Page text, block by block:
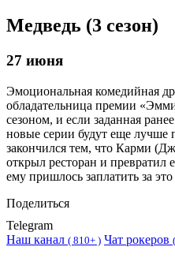
Медведь (3 сезон)
27 июня
Эмоциональная комедийная
обладательница премии
сезоном, и если заданная
новые серии будут еще лучше
закончился тем, что Карми
открыл ресторан и превратил
ему пришлось заплатить за
Поделиться
Telegram
Наш канал ( 810+ ) Чат рокеров (